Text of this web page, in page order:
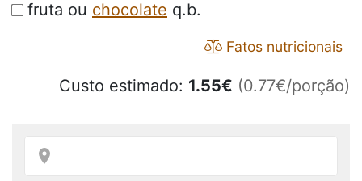
fruta ou chocolate q.b.
Fatos nutricionais
Custo estimado: 1.55€ (0.77€/porção)